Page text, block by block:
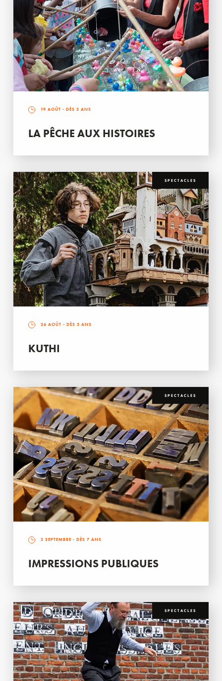
19 AOÛT - DÈS 3 ANS
LA PÊCHE AUX HISTOIRES
SPECTACLES
26 AOÛT - DÈS 3 ANS
KUTHI
SPECTACLES
2 SEPTEMBRE - DÈS 7 ANS
IMPRESSIONS PUBLIQUES
SPECTACLES